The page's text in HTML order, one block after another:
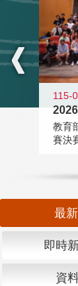
115-
教育
賽決
最
即時
資